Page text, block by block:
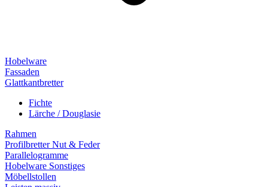
Hobelware
Fassaden
Glattkantbretter
Fichte
Lärche / Douglasie
Rahmen
Profilbretter Nut & Feder
Parallelogramme
Hobelware Sonstiges
Möbellstollen